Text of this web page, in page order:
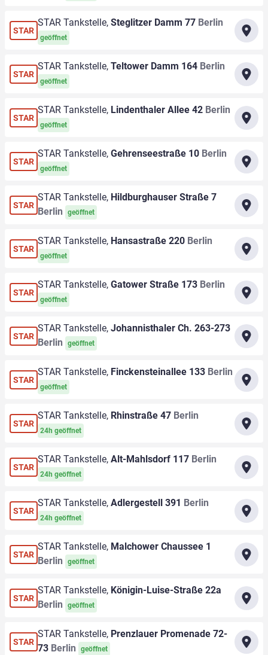
STAR
STAR Tankstelle, Steglitzer Damm 77 Berlin
geöffnet
STAR
STAR Tankstelle, Teltower Damm 164 Berlin
geöffnet
STAR
STAR Tankstelle, Lindenthaler Allee 42 Berlin
geöffnet
STAR
STAR Tankstelle, Gehrenseestraße 10 Berlin
geöffnet
STAR
STAR Tankstelle, Hildburghauser Straße 7
Berlin
geöffnet
STAR
STAR Tankstelle, Hansastraße 220 Berlin
geöffnet
STAR
STAR Tankstelle, Gatower Straße 173 Berlin
geöffnet
STAR
STAR Tankstelle, Johannisthaler Ch. 263-273
Berlin
geöffnet
STAR
STAR Tankstelle, Finckensteinallee 133 Berlin
geöffnet
STAR
STAR Tankstelle, Rhinstraße 47 Berlin
24h geöffnet
STAR
STAR Tankstelle, Alt-Mahlsdorf 117 Berlin
24h geöffnet
STAR
STAR Tankstelle, Adlergestell 391 Berlin
24h geöffnet
STAR
STAR Tankstelle, Malchower Chaussee 1
Berlin
geöffnet
STAR
STAR Tankstelle, Königin-Luise-Straße 22a
Berlin
geöffnet
STAR
STAR Tankstelle, Prenzlauer Promenade 72-
73 Berlin geöffnet